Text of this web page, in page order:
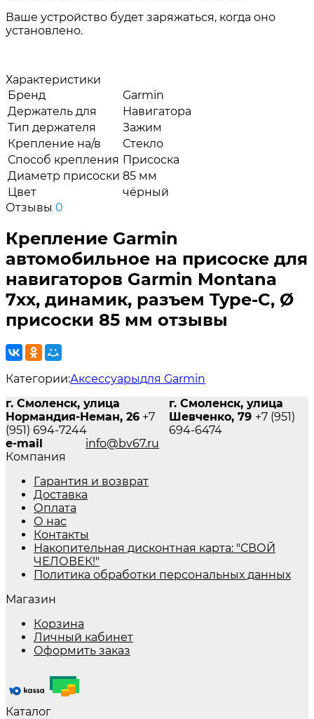
Ваше устройство будет заряжаться, когда оно
установлено.
Характеристики
Бренд
Garmin
Держатель для
Навигатора
Тип держателя
Зажим
Крепление на/в
Стекло
Способ крепления Присоска
Диаметр присоски 85 мм
Цвет
чёрный
Отзывы 0
Крепление Garmin
автомобильное на присоске для
навигаторов Garmin Montana
7xx, динамик, разъем Type-C, Ø
присоски 85 мм отзывы
Категории:Аксессуарыдля Garmin
г. Смоленск, улица
Нормандия-Неман, 26 +7
(951) 694-7244
г. Смоленск, улица
Шевченко, 79 +7 (951)
694-6474
e-mail
info@bv67.ru
Компания
Гарантия и возврат
Доставка
Оплата
О нас
Контакты
Накопительная дисконтная карта: "СВОЙ
ЧЕЛОВЕК!"
Политика обработки персональных данных
Магазин
Корзина
Личный кабинет
Оформить заказ
Каталог